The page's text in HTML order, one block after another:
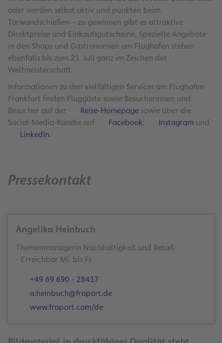
oder werden selbst aktiv und punkten beim
Torwandschießen – zu gewinnen gibt es attraktive
Direktpreise und Einkaufsgutscheine. Spezielle Angebote
in den Shops und Gastronomien am Flughafen stehen
ebenfalls bis zum 21. Juli ganz im Zeichen der
Weltmeisterschaft.
Informationen zu den vielfältigen Services am Flughafen
Frankfurt finden Fluggäste sowie Besucherinnen und
Besucher auf der
Reise-Homepage sowie über die
Social-Media-Kanäle auf
Facebook, Instagram und
LinkedIn.
Pressekontakt
Angelika Heinbuch
Themenmanagerin Nachhaltigkeit und Retail
- Erreichbar Mi. bis Fr.
+49 69 690 - 28417
a.heinbuch@fraport.de
www.fraport.com/de